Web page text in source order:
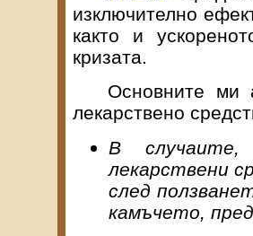
изключително
както и
кризата.
Основните ми
лекарствено
В
лекарствени
след
камъчето,